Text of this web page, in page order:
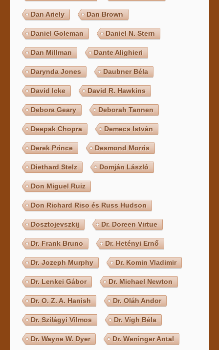
Dan Ariely Dan Brown
Daniel Goleman Daniel N. Stern
Dan Millman Dante Alighieri
Darynda Jones Daubner Béla
David Icke David R. Hawkins
Debora Geary Deborah Tannen
Deepak Chopra Demecs István
Derek Prince Desmond Morris
Diethard Stelz Domján László
Don Miguel Ruiz
Don Richard Riso és Russ Hudson
Dosztojevszkij Dr. Doreen Virtue
Dr. Frank Bruno Dr. Hetényi Ernő
Dr. Jozeph Murphy Dr. Komin Vladimir
Dr. Lenkei Gábor Dr. Michael Newton
Dr. O. Z. A. Hanish Dr. Oláh Andor
Dr. Szilágyi Vilmos Dr. Vígh Béla
Dr. Wayne W. Dyer Dr. Weninger Antal